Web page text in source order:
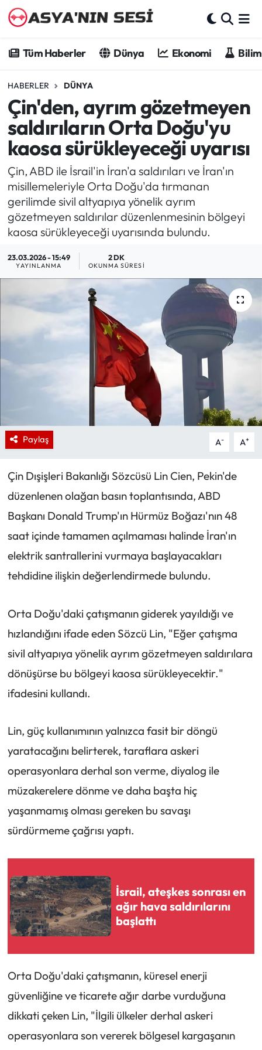
Tüm Haberler Dünya Ekonomi
HABERLER DÜNYA
Çin'den, ayrım gözetmeyen
saldırıların Orta Doğu'yu
kaosa sürükleyeceği uyarısı
Çin, ABD ile İsrail'in İran'a saldırıları ve İran'ın
misillemeleriyle Orta Doğu'da tırmanan
gerilimde sivil altyapıya yönelik ayrım
gözetmeyen saldırılar düzenlenmesinin bölgeyi
kaosa sürükleyeceği uyarısında bulundu.
23.03.2026 - 15:49
YAYINLANMA
2 DK
OKUNMA SÜRESI
Paylaş A- A+
Çin Dışişleri Bakanlığı Sözcüsü Lin Cien, Pekin'de
düzenlenen olağan basın toplantısında, ABD
Başkanı Donald Trump'ın Hürmüz Boğazı'nın 48
saat içinde tamamen açılmaması halinde İran'ın
elektrik santrallerini vurmaya başlayacakları
tehdidine ilişkin değerlendirmede bulundu.
Orta Doğu'daki çatışmanın giderek yayıldığı ve
hızlandığını ifade eden Sözcü Lin, "Eğer çatışma
sivil altyapıya yönelik ayrım gözetmeyen saldırılara
dönüşürse bu bölgeyi kaosa sürükleyecektir."
ifadesini kullandı.
Lin, güç kullanımının yalnızca fasit bir döngü
yaratacağını belirterek, taraflara askeri
operasyonlara derhal son verme, diyalog ile
müzakerelere dönme ve daha başta hiç
yaşanmamış olması gereken bu savaşı
sürdürmeme çağrısı yaptı.
İsrail, ateşkes sonrası en
ağır hava saldırılarını
başlattı
Orta Doğu'daki çatışmanın, küresel enerji
güvenliğine ve ticarete ağır darbe vurduğuna
dikkati çeken Lin, "İlgili ülkeler derhal askeri
operasyonlara son vererek bölgesel kargaşanın
Dünya
Ekonomi
Bilim - Teknoloji
Kültür - Sanat
Spor
Asya-Pasifik
Yazarlar